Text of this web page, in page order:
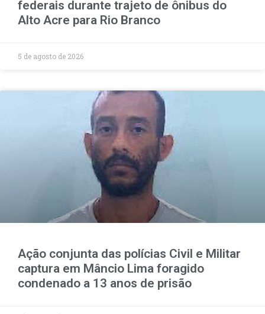
federais durante trajeto de ônibus do
Alto Acre para Rio Branco
5 de agosto de 2026
Ação conjunta das polícias Civil e Militar
captura em Mâncio Lima foragido
condenado a 13 anos de prisão